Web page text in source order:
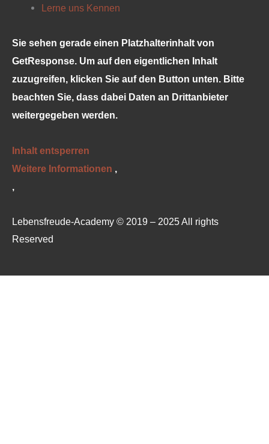
Lerne uns Kennen
Sie sehen gerade einen Platzhalterinhalt von
GetResponse. Um auf den eigentlichen Inhalt
zuzugreifen, klicken Sie auf den Button unten. Bitte
beachten Sie, dass dabei Daten an Drittanbieter
weitergegeben werden.
Inhalt entsperren
Weitere Informationen ‚
‚
Lebensfreude-Academy © 2019 – 2025 All rights
Reserved